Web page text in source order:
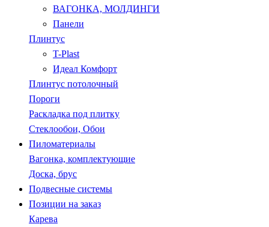
ВАГОНКА, МОЛДИНГИ
Панели
Плинтус
T-Plast
Идеал Комфорт
Плинтус потолочный
Пороги
Раскладка под плитку
Стеклообои, Обои
Пиломатериалы
Вагонка, комплектующие
Доска, брус
Подвесные системы
Позиции на заказ
Карева